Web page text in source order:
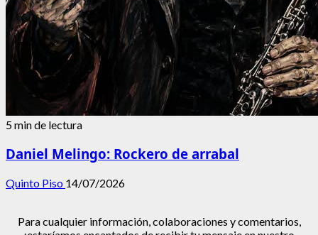
5 min de lectura
Daniel Melingo: Rockero de arrabal
Quinto Piso 14/07/2026
Para cualquier información, colaboraciones y comentarios,